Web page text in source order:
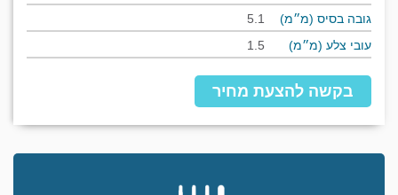
גובה בסיס (מ״מ)
5.1
עובי צלע (מ״מ)
1.5
בקשה להצעת מחיר